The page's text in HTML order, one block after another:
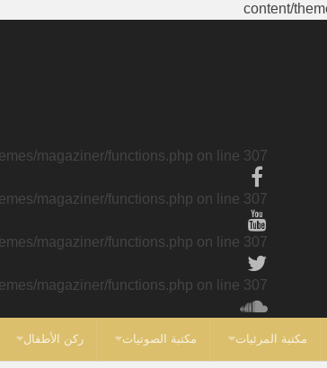
content/
magaziner/functions.php on line 307
magaziner/functions.php on line 307
magaziner/functions.php on line 307
magaziner/functions.php on line 307
مكتبة المرئيات مكتبة الصوتيات ركن الأطفال